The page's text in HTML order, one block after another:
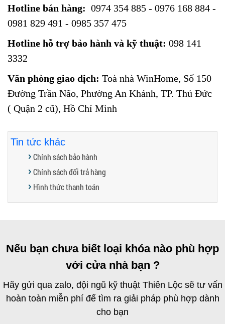
Hotline bán hàng: 0974 354 885 - 0976 168 884 -
0981 829 491 - 0985 357 475
Hotline hỗ trợ bảo hành và kỹ thuật: 098 141
3332
Văn phòng giao dịch: Toà nhà WinHome, Số 150
Đường Trần Não, Phường An Khánh, TP. Thủ Đức
( Quận 2 cũ), Hồ Chí Minh
Tin tức khác
Chính sách bảo hành
Chính sách đổi trả hàng
Hình thức thanh toán
Nếu bạn chưa biết loại khóa nào phù hợp
với cửa nhà bạn ?
Hãy gửi qua zalo, đội ngũ kỹ thuật Thiên Lộc sẽ tư vấn
hoàn toàn miễn phí để tìm ra giải pháp phù hợp dành
cho bạn